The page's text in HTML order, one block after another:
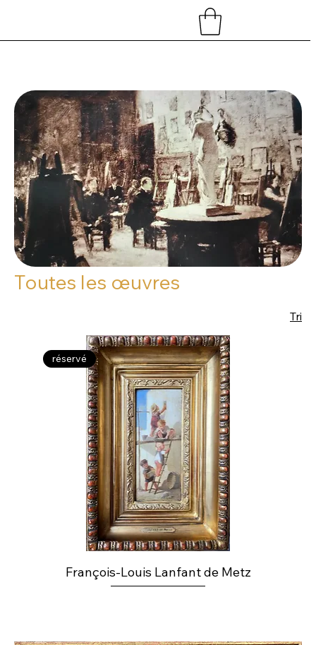
Toutes les œuvres
Tri
réservé
François-Louis Lanfant de Metz